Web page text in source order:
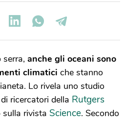
anche gli oceani sono
climatici che stanno
Lo rivela uno studio
ricercatori della Rutgers
rivista Science. Secondo